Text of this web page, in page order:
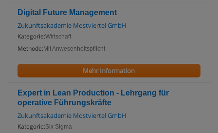
Digital Future Management
Zukunftsakademie Mostviertel GmbH
Kategorie:Wirtschaft
Methode: Mit Anwesenheitspflicht
Mehr Information
Expert in Lean Production - Lehrgang für
operative Führungskräfte
Zukunftsakademie Mostviertel GmbH
Kategorie:Six Sigma